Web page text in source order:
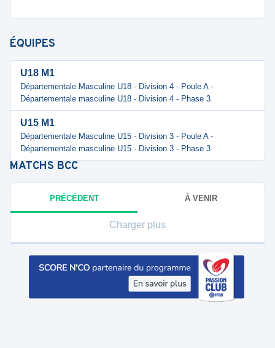
ÉQUIPES
U18 M1
Départementale Masculine U18 - Division 4 - Poule A -
Départementale masculine U18 - Division 4 - Phase 3
U15 M1
Départementale Masculine U15 - Division 3 - Poule A -
Départementale masculine U15 - Division 3 - Phase 3
MATCHS BCC
PRÉCÉDENT À VENIR
Charger plus